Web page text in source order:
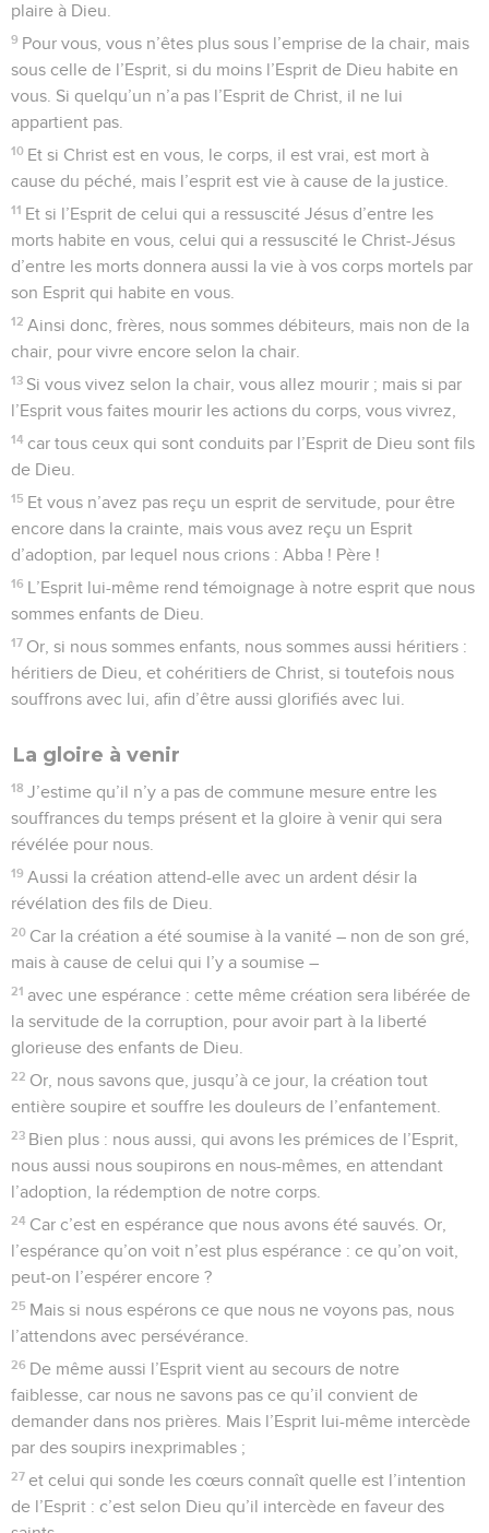
plaire à Dieu.
9 Pour vous, vous n’êtes plus sous l’emprise de la chair, mais
sous celle de l’Esprit, si du moins l’Esprit de Dieu habite en
vous. Si quelqu’un n’a pas l’Esprit de Christ, il ne lui
appartient pas.
10 Et si Christ est en vous, le corps, il est vrai, est mort à
cause du péché, mais l’esprit est vie à cause de la justice.
11 Et si l’Esprit de celui qui a ressuscité Jésus d’entre les
morts habite en vous, celui qui a ressuscité le Christ-Jésus
d’entre les morts donnera aussi la vie à vos corps mortels par
son Esprit qui habite en vous.
12 Ainsi donc, frères, nous sommes débiteurs, mais non de la
chair, pour vivre encore selon la chair.
13 Si vous vivez selon la chair, vous allez mourir ; mais si par
l’Esprit vous faites mourir les actions du corps, vous vivrez,
14 car tous ceux qui sont conduits par l’Esprit de Dieu sont fils
de Dieu.
15 Et vous n’avez pas reçu un esprit de servitude, pour être
encore dans la crainte, mais vous avez reçu un Esprit
d’adoption, par lequel nous crions : Abba ! Père !
16 L’Esprit lui-même rend témoignage à notre esprit que nous
sommes enfants de Dieu.
17 Or, si nous sommes enfants, nous sommes aussi héritiers :
héritiers de Dieu, et cohéritiers de Christ, si toutefois nous
souffrons avec lui, afin d’être aussi glorifiés avec lui.
La gloire à venir
18 J’estime qu’il n’y a pas de commune mesure entre les
souffrances du temps présent et la gloire à venir qui sera
révélée pour nous.
19 Aussi la création attend-elle avec un ardent désir la
révélation des fils de Dieu.
20 Car la création a été soumise à la vanité – non de son gré,
mais à cause de celui qui l’y a soumise –
21 avec une espérance : cette même création sera libérée de
la servitude de la corruption, pour avoir part à la liberté
glorieuse des enfants de Dieu.
22 Or, nous savons que, jusqu’à ce jour, la création tout
entière soupire et souffre les douleurs de l’enfantement.
23 Bien plus : nous aussi, qui avons les prémices de l’Esprit,
nous aussi nous soupirons en nous-mêmes, en attendant
l’adoption, la rédemption de notre corps.
24 Car c’est en espérance que nous avons été sauvés. Or,
l’espérance qu’on voit n’est plus espérance : ce qu’on voit,
peut-on l’espérer encore ?
25 Mais si nous espérons ce que nous ne voyons pas, nous
l’attendons avec persévérance.
26 De même aussi l’Esprit vient au secours de notre
faiblesse, car nous ne savons pas ce qu’il convient de
demander dans nos prières. Mais l’Esprit lui-même intercède
par des soupirs inexprimables ;
27 et celui qui sonde les cœurs connaît quelle est l’intention
de l’Esprit : c’est selon Dieu qu’il intercède en faveur des